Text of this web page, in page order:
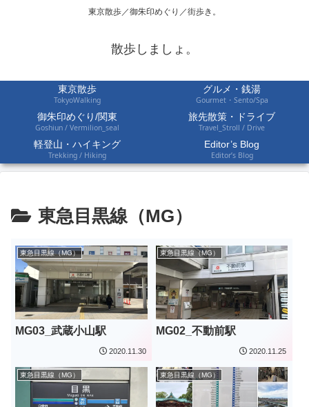
東京散歩／御朱印めぐり／街歩き。
散歩しましょ。
東京散歩
TokyoWalking
グルメ・銭湯
Gourmet・Sento/Spa
御朱印めぐり/関東
Goshiun / Vermilion_seal
旅先散策・ドライブ
Travel_Stroll / Drive
軽登山・ハイキング
Trekking / Hiking
Editor’s Blog
Editor’s Blog
東急目黒線（MG）
東急目黒線（MG）
MG03_武蔵小山駅
2020.11.30
東急目黒線（MG）
MG02_不動前駅
2020.11.25
東急目黒線（MG） 東急目黒線（MG）